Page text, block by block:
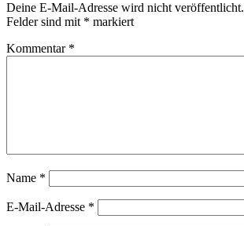
Deine E-Mail-Adresse wird nicht veröffentlicht.
Felder sind mit * markiert
Kommentar *
Name *
E-Mail-Adresse *